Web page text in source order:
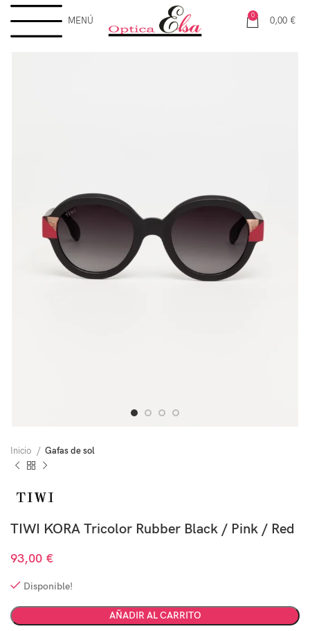
MENÚ 0 0,00 €
Inicio Gafas de sol
TIWI KORA Tricolor Rubber Black / Pink / Red
93,00 €
Disponible!
AÑADIR AL CARRITO